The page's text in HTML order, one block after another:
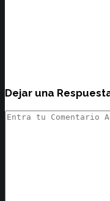
Dejar una